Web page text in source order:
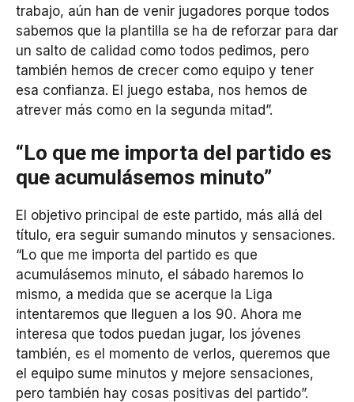
trabajo, aún han de venir jugadores porque todos
sabemos que la plantilla se ha de reforzar para dar
un salto de calidad como todos pedimos, pero
también hemos de crecer como equipo y tener
esa confianza. El juego estaba, nos hemos de
atrever más como en la segunda mitad”.
“Lo que me importa del partido es
que acumulásemos minuto”
El objetivo principal de este partido, más allá del
título, era seguir sumando minutos y sensaciones.
“Lo que me importa del partido es que
acumulásemos minuto, el sábado haremos lo
mismo, a medida que se acerque la Liga
intentaremos que lleguen a los 90. Ahora me
interesa que todos puedan jugar, los jóvenes
también, es el momento de verlos, queremos que
el equipo sume minutos y mejore sensaciones,
pero también hay cosas positivas del partido”.